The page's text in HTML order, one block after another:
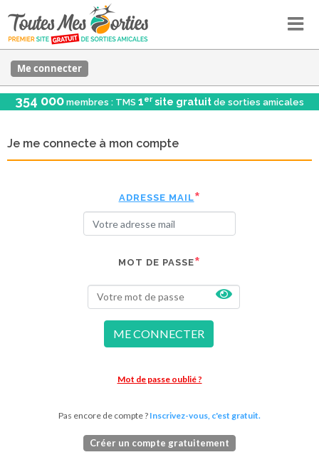
Me connecter
354 000 membres : TMS 1er site gratuit de sorties amicales
Je me connecte à mon compte
ADRESSE MAIL
MOT DE PASSE
ME CONNECTER
Mot de passe oublié ?
Pas encore de compte ? Inscrivez-vous, c'est gratuit.
Créer un compte gratuitement